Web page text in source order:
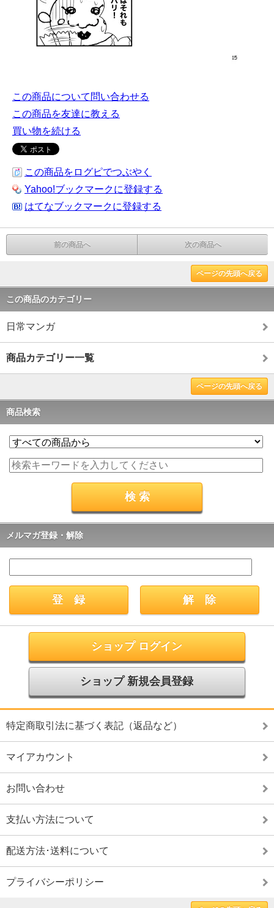
この商品について問い合わせる
この商品を友達に教える
買い物を続ける
この商品をログピでつぶやく
Yahoo!ブックマークに登録する
はてなブックマークに登録する
前の商品へ 次の商品へ
ページの先頭へ戻る
この商品のカテゴリー
日常マンガ
商品カテゴリー一覧
ページの先頭へ戻る
商品検索
メルマガ登録・解除
ショップ ログイン
ショップ 新規会員登録
特定商取引法に基づく表記（返品など）
マイアカウント
お問い合わせ
支払い方法について
配送方法･送料について
プライバシーポリシー